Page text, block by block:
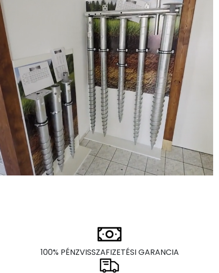
100% PÉNZVISSZAFIZETÉSI GARANCIA